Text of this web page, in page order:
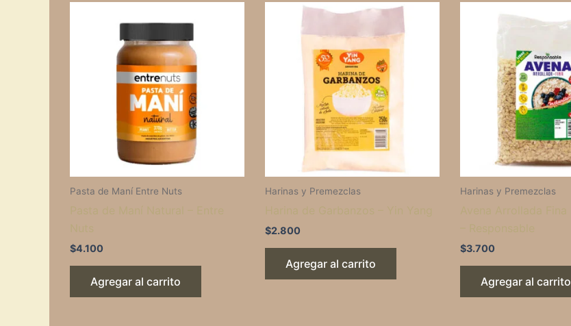
Pasta de Maní Entre Nuts
$4.100
Agregar al carrito
Harinas y Premezclas
$2.800
Agregar al carrito
Harinas y Premezclas
$3.700
Agregar al carrito